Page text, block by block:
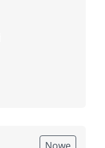
Nowe